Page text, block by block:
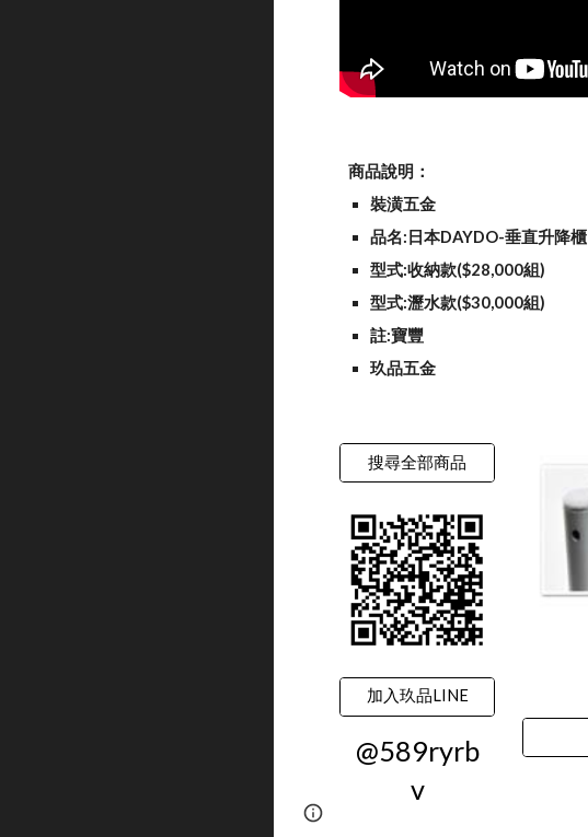
商品說明：
裝潢五金
品名:日本DAYDO-垂直升降櫃
型式:收納款($28,000組)
型式:瀝水款($30,000組)
註:寶豐
玖品五金
搜尋全部商品
加入玖品LINE
@589ryrb
v